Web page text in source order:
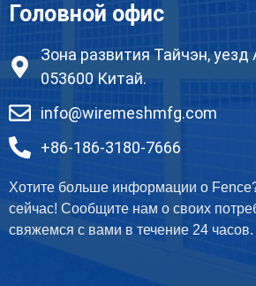
Головной офис
Зона развития Тайчэн, уезд
053600 Китай.
info@wiremeshmfg.com
+86-186-3180-7666
Хотите больше информации о
сейчас! Сообщите нам о своих
свяжемся с вами в течение 24 часов.